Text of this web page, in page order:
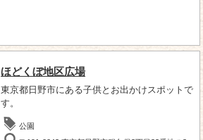
ほどくぼ地区広場
東京都日野市にある子供とお出かけスポットで
す。
公園